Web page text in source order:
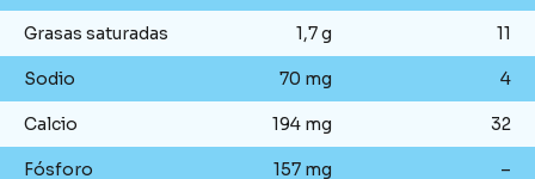
Grasas saturadas 1,7 g 11
Sodio 70 mg 4
Calcio 194 mg 32
Fósforo 157 mg –